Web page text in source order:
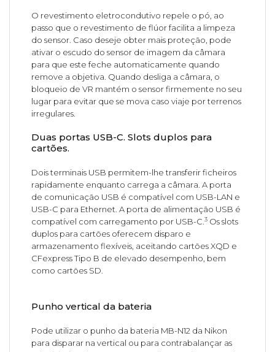
O revestimento eletrocondutivo repele o pó, ao
passo que o revestimento de flúor facilita a limpeza
do sensor. Caso deseje obter mais proteção, pode
ativar o escudo do sensor de imagem da câmara
para que este feche automaticamente quando
remove a objetiva. Quando desliga a câmara, o
bloqueio de VR mantém o sensor firmemente no seu
lugar para evitar que se mova caso viaje por terrenos
irregulares.
Duas portas USB-C. Slots duplos para
cartões.
Dois terminais USB permitem-lhe transferir ficheiros
rapidamente enquanto carrega a câmara. A porta
de comunicação USB é compatível com USB-LAN e
USB-C para Ethernet. A porta de alimentação USB é
compatível com carregamento por USB-C.3 Os slots
duplos para cartões oferecem disparo e
armazenamento flexíveis, aceitando cartões XQD e
CFexpress Tipo B de elevado desempenho, bem
como cartões SD.
Punho vertical da bateria
Pode utilizar o punho da bateria MB-N12 da Nikon
para disparar na vertical ou para contrabalançar as